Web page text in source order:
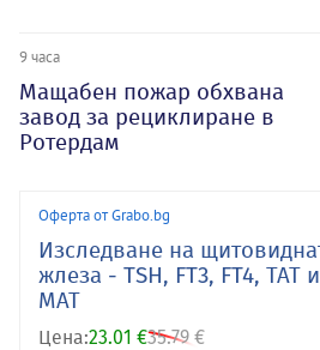
9 часа
Мащабен пожар обхвана
завод за рециклиране в
Ротердам
Оферта от Grabo.bg
Изследване на
жлеза - TSH, FT3, FT4, ТАТ и
МАТ
Цена:23.01 €35.79 €